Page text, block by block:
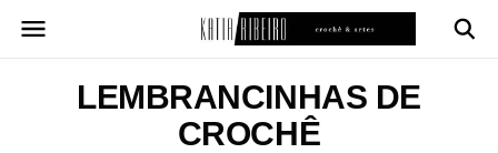
para
LEMBRANCINHAS DE
CROCHÊ